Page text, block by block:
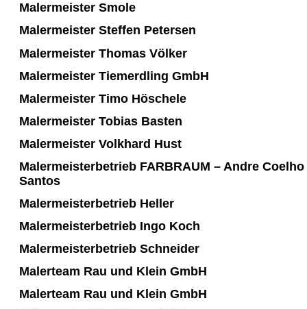
Malermeister Smole
Malermeister Steffen Petersen
Malermeister Thomas Völker
Malermeister Tiemerdling GmbH
Malermeister Timo Höschele
Malermeister Tobias Basten
Malermeister Volkhard Hust
Malermeisterbetrieb FARBRAUM – Andre Coelho
Santos
Malermeisterbetrieb Heller
Malermeisterbetrieb Ingo Koch
Malermeisterbetrieb Schneider
Malerteam Rau und Klein GmbH
Malerteam Rau und Klein GmbH